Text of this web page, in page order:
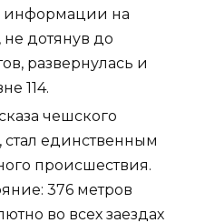
информации на
не дотянув до
развернулась и
114.
чешского
стал единственным
происшествия.
376 метров
во всех заездах